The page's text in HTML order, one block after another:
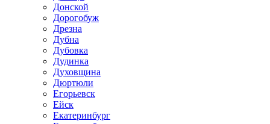
Донской
Дорогобуж
Дрезна
Дубна
Дубовка
Дудинка
Духовщина
Дюртюли
Егорьевск
Ейск
Екатеринбург